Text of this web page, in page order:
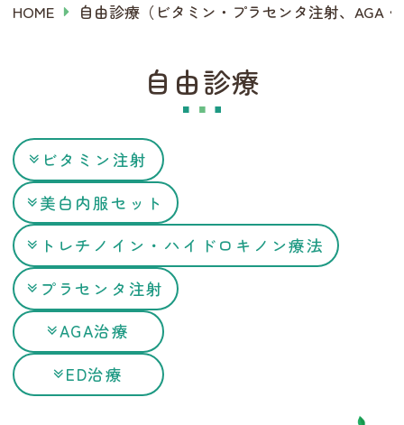
HOME 自由診療（ビタミン・プラセンタ注射、AGA・
自由診療
ビタミン注射
美白内服セット
トレチノイン・ハイドロキノン療法
プラセンタ注射
AGA治療
ED治療